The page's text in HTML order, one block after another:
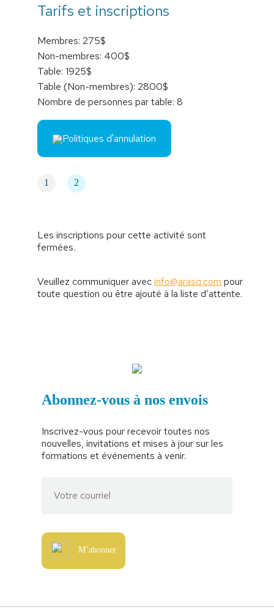
Tarifs et inscriptions
Membres: 275$
Non-membres: 400$
Table: 1925$
Table (Non-membres): 2800$
Nombre de personnes par table: 8
Politiques d'annulation
1 2
Les inscriptions pour cette activité sont
fermées.
Veuillez communiquer avecinfo@arasq.com pour
toute question ou être ajouté à la liste d’attente.
Abonnez-vous à nos envois
Inscrivez-vous pour recevoir toutes nos
nouvelles, invitations et mises à jour sur les
formations et événements à venir.
M’abonner